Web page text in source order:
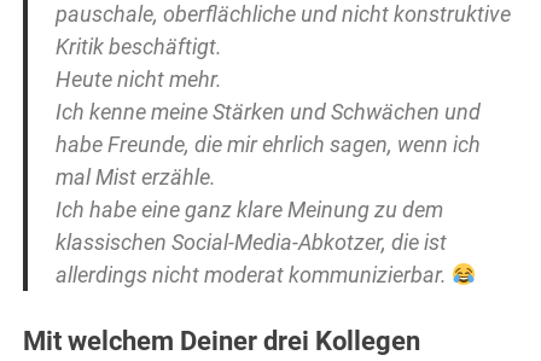
pauschale, oberflächliche und nicht konstruktive
Kritik beschäftigt.
Heute nicht mehr.
Ich kenne meine Stärken und Schwächen und
habe Freunde, die mir ehrlich sagen, wenn ich
mal Mist erzähle.
Ich habe eine ganz klare Meinung zu dem
klassischen Social-Media-Abkotzer, die ist
allerdings nicht moderat kommunizierbar.
Mit welchem Deiner drei Kollegen